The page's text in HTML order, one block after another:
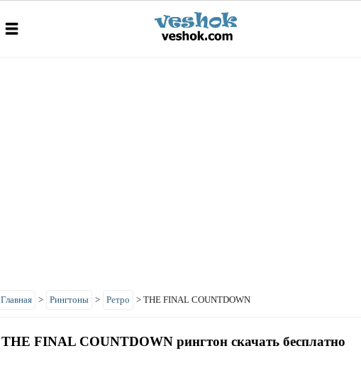
Главная > Рингтоны > Ретро > THE FINAL COUNTDOWN
THE FINAL COUNTDOWN рингтон скачать бесплатно